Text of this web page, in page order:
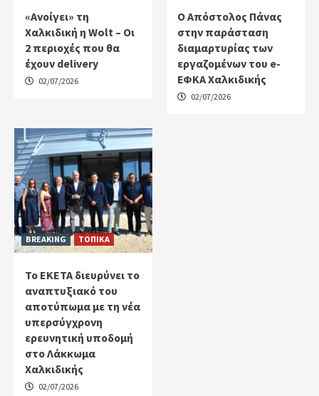
«Ανοίγει» τη
Χαλκιδική η Wolt – Οι
2 περιοχές που θα
έχουν delivery
02/07/2026
Ο Απόστολος Πάνας
στην παράσταση
διαμαρτυρίας των
εργαζομένων του e-
ΕΦΚΑ Χαλκιδικής
02/07/2026
BREAKING ΤΟΠΙΚΑ
Το ΕΚΕΤΑ διευρύνει το
αναπτυξιακό του
αποτύπωμα με τη νέα
υπερσύγχρονη
ερευνητική υποδομή
στο Λάκκωμα
Χαλκιδικής
02/07/2026